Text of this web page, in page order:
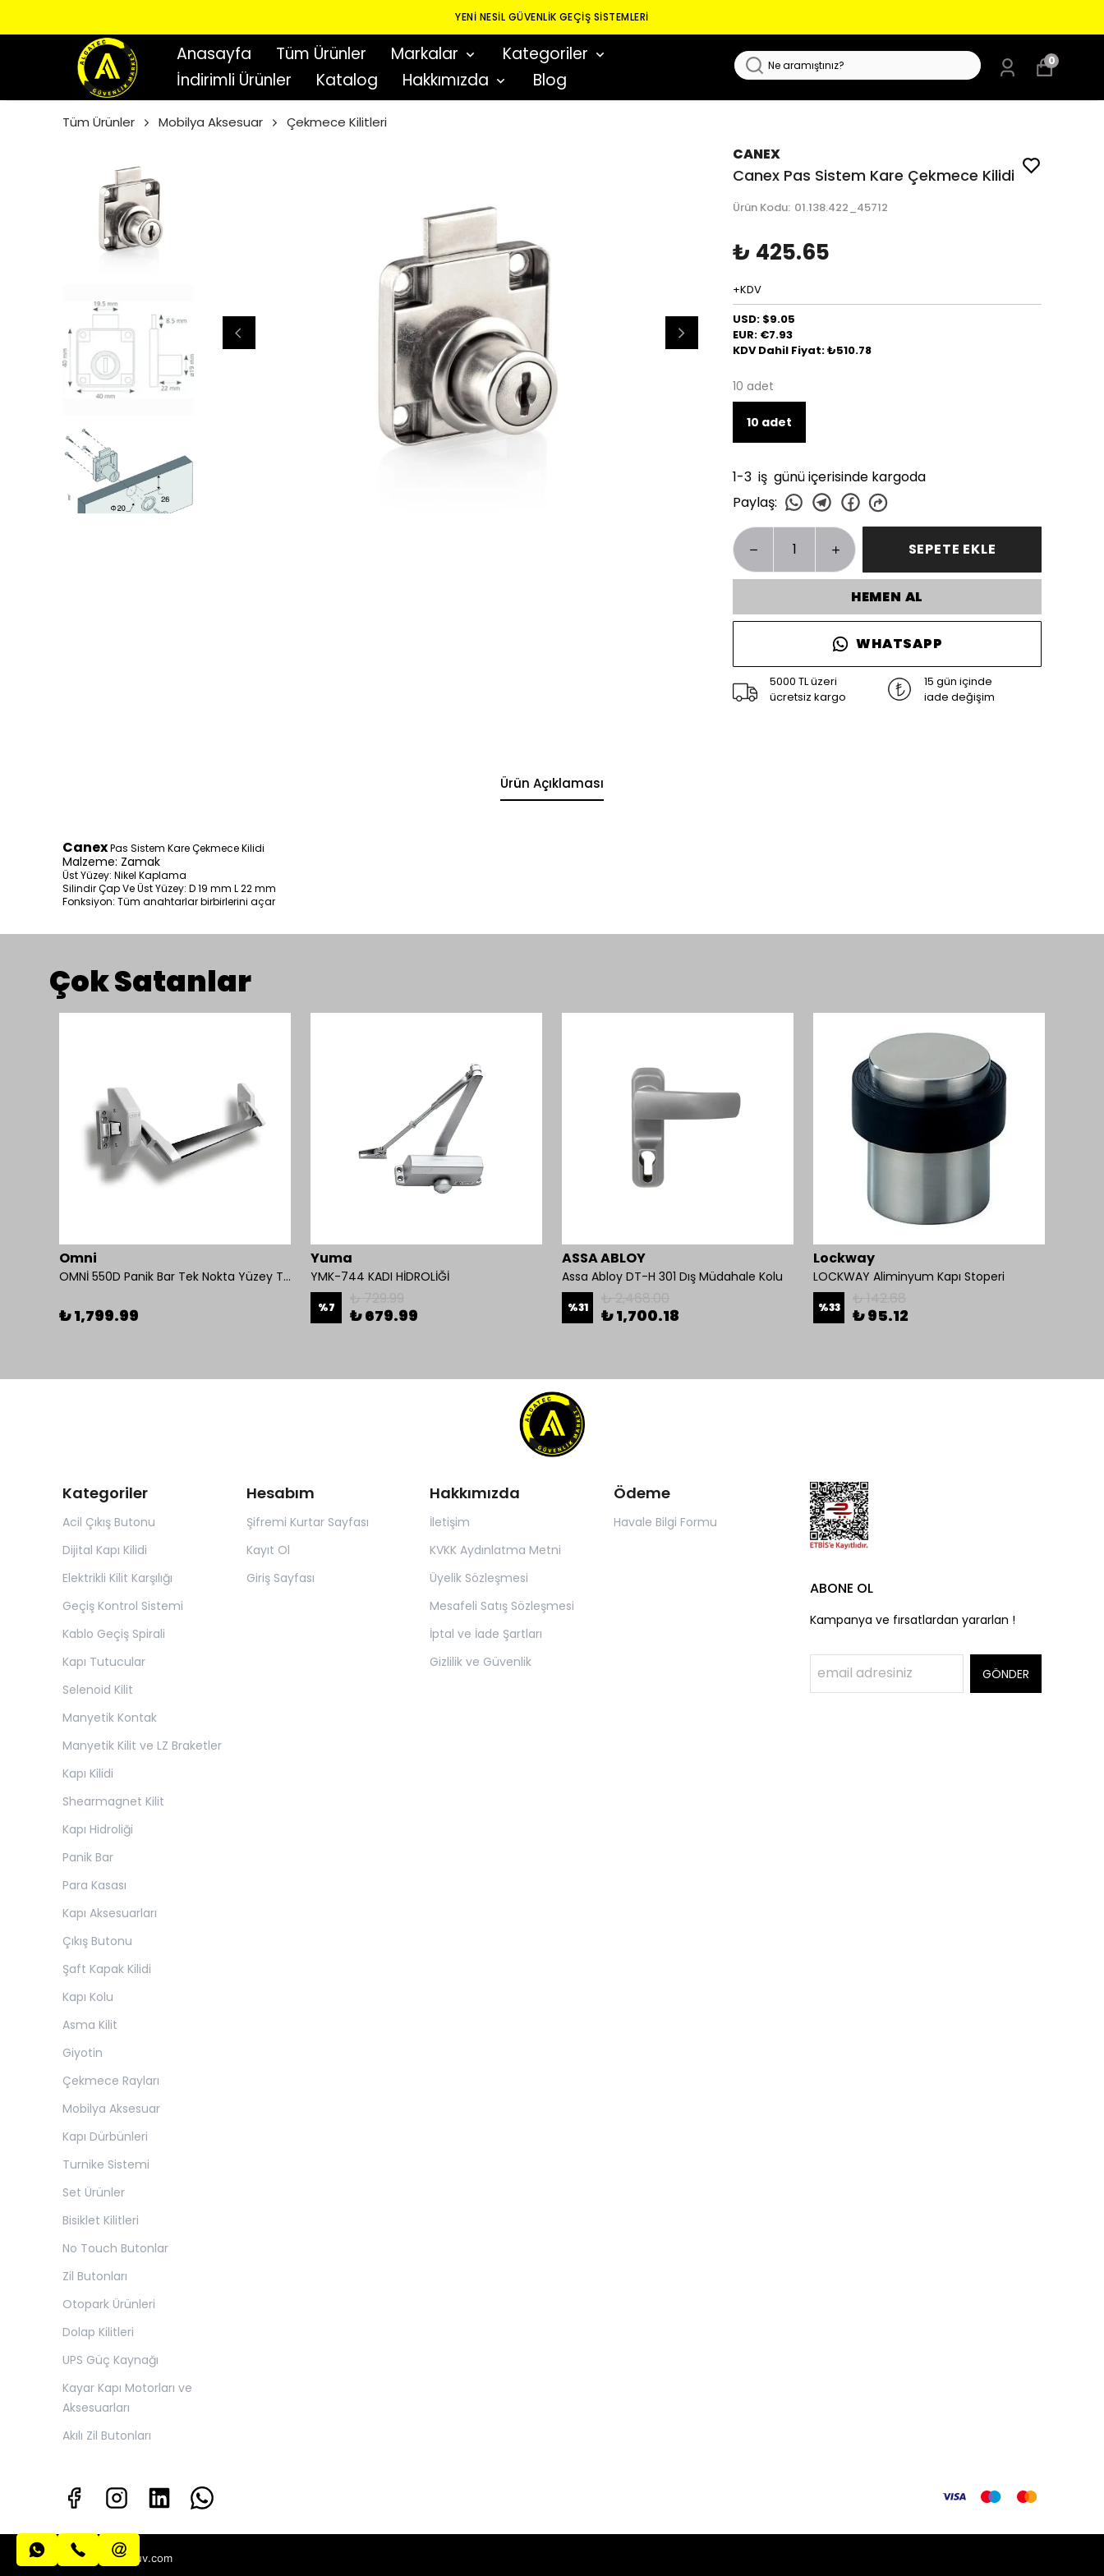
YENI NESIL GÜVENLIK GEÇIŞ SISTEMLERI
Anasayfa Tüm Ürünler Markalar
Kategoriler
İndirimli Ürünler
Katalog Hakkımızda Blog
0
Tüm Ürünler Mobilya Aksesuar Çekmece Kilitleri
CANEX
Canex Pas Sistem Kare Çekmece Kilidi
Ürün Kodu: 01.138.422_45712
₺ 425.65
+KDV
USD: $9.05
EUR: €7.93
KDV Dahil Fiyat: ₺510.78
10 adet
10 adet
1-3 iş günü içerisinde kargoda
Paylaş:
SEPETE EKLE
HEMEN AL
WHATSAPP
5000 TL üzeri
ücretsiz kargo
15 gün içinde
iade değişim
Ürün Açıklaması
CanexPas Sistem Kare Çekmece Kilidi
Malzeme: Zamak
Üst Yüzey: Nikel Kaplama
Silindir Çap Ve Üst Yüzey: D 19 mm L 22 mm
Fonksiyon: Tüm anahtarlar birbirlerini açar
Çok Satanlar
Omni
OMNİ 550D Panik Bar Tek Nokta Yüzey Tip
₺ 1,799.99
Yuma
YMK-744 KADI HİDROLİĞİ
%7 ₺ 679.99
ASSA ABLOY
Assa Abloy DT-H 301 Dış Müdahale Kolu
%31 ₺ 1,700.18
Lockway
LOCKWAY Aliminyum Kapı Stoperi
%33 ₺ 95.12
Kategoriler
Acil Çıkış Butonu
Dijital Kapı Kilidi
Elektrikli Kilit Karşılığı
Geçiş Kontrol Sistemi
Kablo Geçiş Spirali
Kapı Tutucular
Selenoid Kilit
Manyetik Kontak
Manyetik Kilit ve LZ Braketler
Kapı Kilidi
Shearmagnet Kilit
Kapı Hidroliği
Panik Bar
Para Kasası
Kapı Aksesuarları
Çıkış Butonu
Şaft Kapak Kilidi
Kapı Kolu
Asma Kilit
Giyotin
Çekmece Rayları
Mobilya Aksesuar
Kapı Dürbünleri
Turnike Sistemi
Set Ürünler
Bisiklet Kilitleri
No Touch Butonlar
Zil Butonları
Otopark Ürünleri
Dolap Kilitleri
UPS Güç Kaynağı
Kayar Kapı Motorları ve
Aksesuarları
Akılı Zil Butonları
Hesabım
Şifremi Kurtar Sayfası
Kayıt Ol
Giriş Sayfası
Hakkımızda
İletişim
KVKK Aydınlatma Metni
Üyelik Sözleşmesi
Mesafeli Satış Sözleşmesi
İptal ve İade Şartları
Gizlilik ve Güvenlik
Ödeme
Havale Bilgi Formu
ABONE OL
Kampanya ve fırsatlardan yararlan !
GÖNDER
info@algatecguv.com